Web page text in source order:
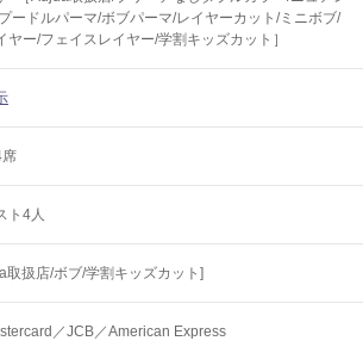
ードルパーマ/ボブパーマ/レイヤーカット/ミニボブ/
ヤー/フェイスレイヤー/学割キッズカット］
席
ト4人
取扱店/ボブ/学割キッズカット]
／JCB／American Express